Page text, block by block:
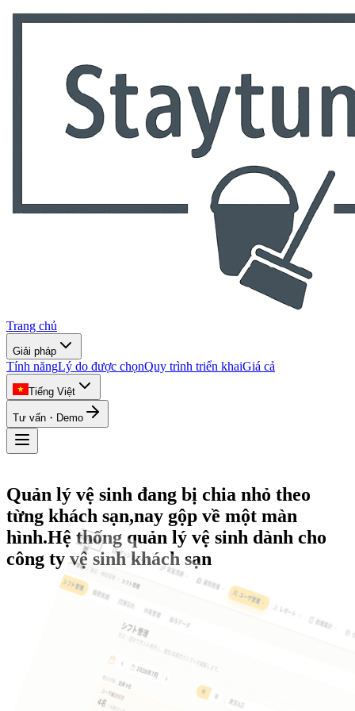
Trang chủ
Giải pháp
Tính năngLý do được chọnQuy trình triển khaiGiá cả
Tiếng Việt
Tư vấn・Demo
Quản lý vệ sinh đang bị chia nhỏ theo
từng khách sạn,nay gộp về một màn
hình.Hệ thống quản lý vệ sinh dành cho
công ty vệ sinh khách sạn
Quản lý trạng thái phòng
Quản lý tiến độ dọn dẹp
Quản lý nhân viên
Báo cáo thành tích
Quản lý ca làm việc
Danh sách kiểm tra
Bảng điều khiển tổng thể